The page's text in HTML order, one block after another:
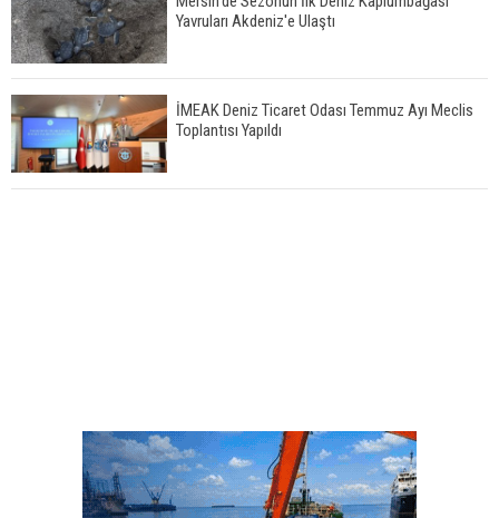
Yavruları Akdeniz'e Ulaştı
İMEAK Deniz Ticaret Odası Temmuz Ayı Meclis
Toplantısı Yapıldı